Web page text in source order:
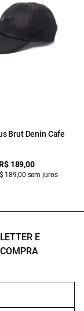
Brut Denin Cafe
189,00
189,00 sem juros
E